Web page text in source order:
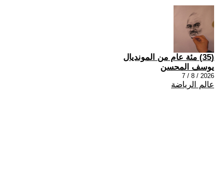
(35) مئة عام من المونديال
يوسف المحسن
2026 / 8 / 7
عالم الرياضة